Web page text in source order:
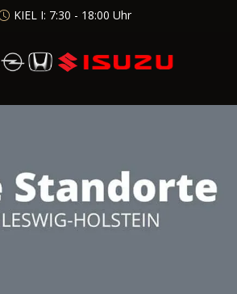
KIEL I: 7:30 - 18:00 Uhr